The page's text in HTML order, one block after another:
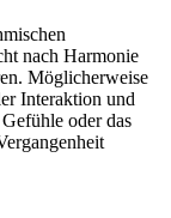
nach Harmonie
Möglicherweise
Interaktion und
oder das